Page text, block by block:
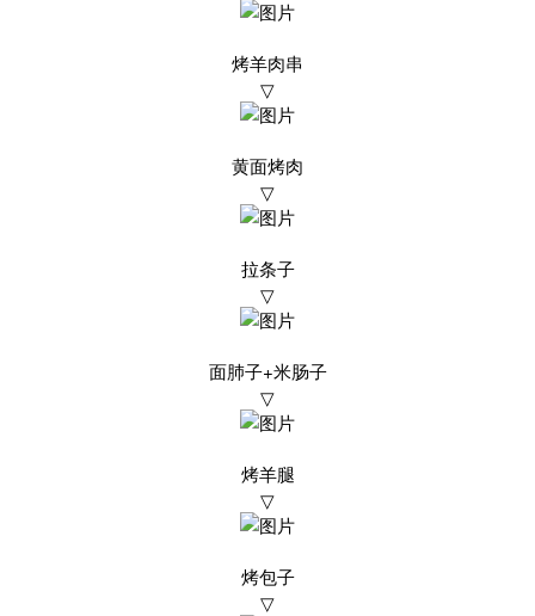
烤羊肉串
▽
黄面烤肉
▽
拉条子
▽
面肺子+米肠子
▽
烤羊腿
▽
烤包子
▽